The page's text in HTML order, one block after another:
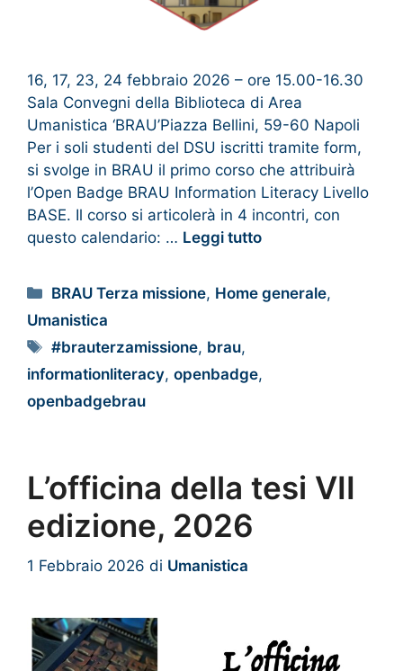
16, 17, 23, 24 febbraio 2026 – ore 15.00-16.30
Sala Convegni della Biblioteca di Area
Umanistica ‘BRAU’Piazza Bellini, 59-60 Napoli
Per i soli studenti del DSU iscritti tramite form,
si svolge in BRAU il primo corso che attribuirà
l’Open Badge BRAU Information Literacy Livello
BASE. Il corso si articolerà in 4 incontri, con
questo calendario: … Leggi tutto
BRAU Terza missione, Home generale,
Umanistica
#brauterzamissione, brau,
informationliteracy, openbadge,
openbadgebrau
L’officina della tesi VII
edizione, 2026
1 Febbraio 2026 di Umanistica